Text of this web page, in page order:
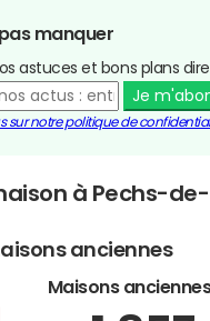
manquer
astuces et bons plans
Je
sur notre politique de
à Pechs-
anciennes
Maisons